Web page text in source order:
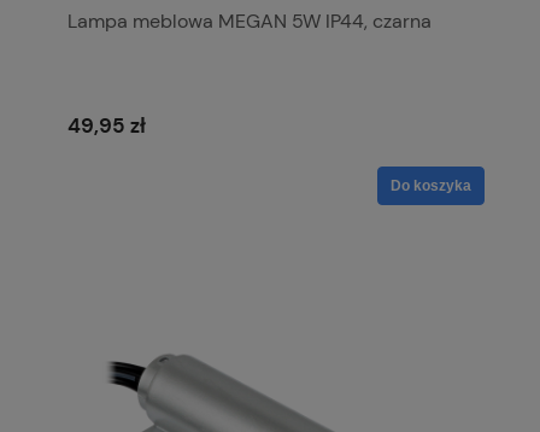
Lampa meblowa MEGAN 5W IP44, czarna
49,95 zł
Do koszyka